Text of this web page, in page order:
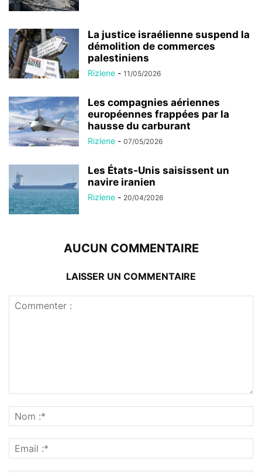
La justice israélienne suspend la
démolition de commerces
palestiniens
Rizlene - 11/05/2026
Les compagnies aériennes
européennes frappées par la
hausse du carburant
Rizlene - 07/05/2026
Les États-Unis saisissent un
navire iranien
Rizlene - 20/04/2026
AUCUN COMMENTAIRE
LAISSER UN COMMENTAIRE